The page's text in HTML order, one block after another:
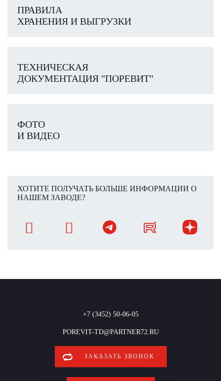
ПРАВИЛА
ХРАНЕНИЯ И ВЫГРУЗКИ
ТЕХНИЧЕСКАЯ
ДОКУМЕНТАЦИЯ "ПОРЕВИТ"
ФОТО
И ВИДЕО
ХОТИТЕ ПОЛУЧАТЬ БОЛЬШЕ ИНФОРМАЦИИ О
НАШЕМ ЗАВОДЕ?
+7 (3452) 50-06-05
POREVIT-TD@PARTNER72.RU
ЗАКАЗАТЬ ЗВОНОК